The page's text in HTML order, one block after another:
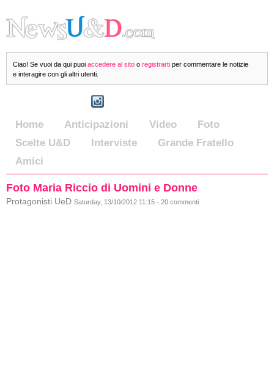
Ciao! Se vuoi da qui puoi accedere al sito o registrarti per commentare le notizie
e interagire con gli altri utenti.
Home Anticipazioni Video
Foto
Scelte U&D
Interviste
Grande Fratello
Amici
Foto Maria Riccio di Uomini e Donne
Protagonisti UeD Saturday, 13/10/2012 11:15 - 20 commenti